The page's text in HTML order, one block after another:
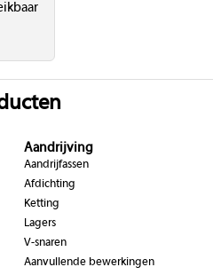
Aandrijving
Aandrijfassen
Afdichting
Ketting
Lagers
V-snaren
Aanvullende bewerkingen